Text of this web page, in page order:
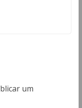
um